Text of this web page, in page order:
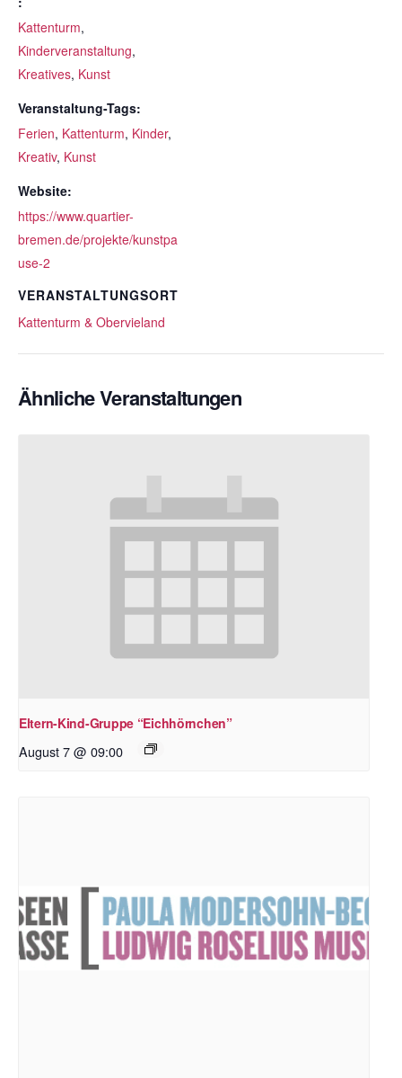
Kattenturm,
Kinderveranstaltung,
Kreatives, Kunst
Veranstaltung-Tags:
Ferien, Kattenturm, Kinder,
Kreativ, Kunst
Website:
https://www.quartier-
bremen.de/projekte/kunstpa
use-2
VERANSTALTUNGSORT
Kattenturm & Obervieland
Ähnliche Veranstaltungen
Eltern-Kind-Gruppe “Eichhörnchen”
August 7 @ 09:00